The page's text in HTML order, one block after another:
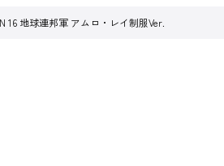
16 地球連邦軍 アムロ・レイ制服Ver.